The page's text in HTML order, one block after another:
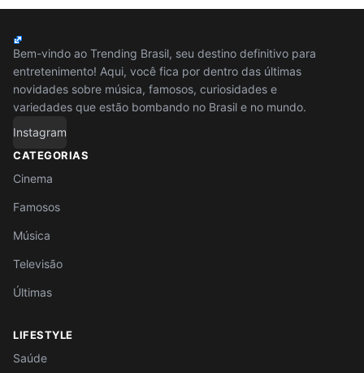
Bem-vindo ao Trending Brasil, seu destino definitivo para
entretenimento! Aqui, você fica por dentro das últimas
novidades sobre música, famosos, curiosidades e
variedades que estão bombando no Brasil e no mundo.
Instagram
CATEGORIAS
Cinema
Famosos
Música
Televisão
Últimas
LIFESTYLE
Saúde